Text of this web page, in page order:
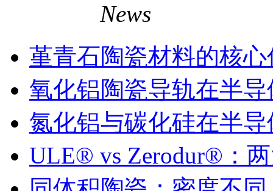
News
堇青石陶瓷材料的核心
氧化铝陶瓷导轨在半
氮化铝与碳化硅在半
ULE® vs Zerodur®：